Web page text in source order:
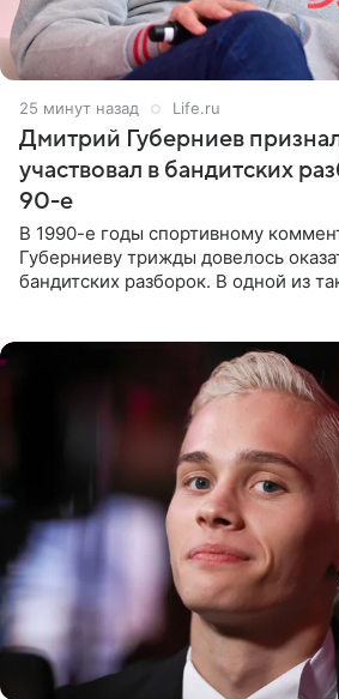
26 минут назад Life.ru
Дмитрий Губерниев
участвовал в бандитских
90-е
В 1990-е годы спортивному
Губерниеву трижды довелось
бандитских разборок. В одной из